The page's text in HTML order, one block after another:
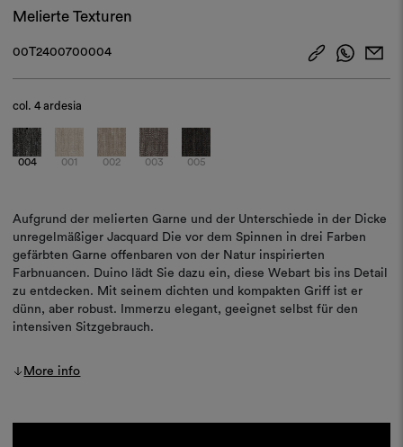
Melierte Texturen
00T2400700004
col.4 ardesia
004 001 002 003 005
Aufgrund der melierten Garne und der Unterschiede in der Dicke
unregelmäßiger Jacquard Die vor dem Spinnen in drei Farben
gefärbten Garne offenbaren von der Natur inspirierten
Farbnuancen. Duino lädt Sie dazu ein, diese Webart bis ins Detail
zu entdecken. Mit seinem dichten und kompakten Griff ist er
dünn, aber robust. Immerzu elegant, geeignet selbst für den
intensiven Sitzgebrauch.
More info